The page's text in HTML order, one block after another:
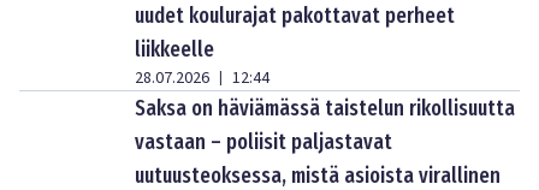
uudet koulurajat pakottavat perheet
liikkeelle
28.07.2026 | 12:44
Saksa on häviämässä taistelun rikollisuutta
vastaan – poliisit paljastavat
uutuusteoksessa, mistä asioista virallinen